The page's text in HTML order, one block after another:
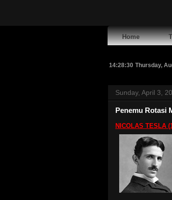
Home
14:28:31 Thursday,
Sunday, April 3,
Penemu Rotasi
NICOLAS TESLA